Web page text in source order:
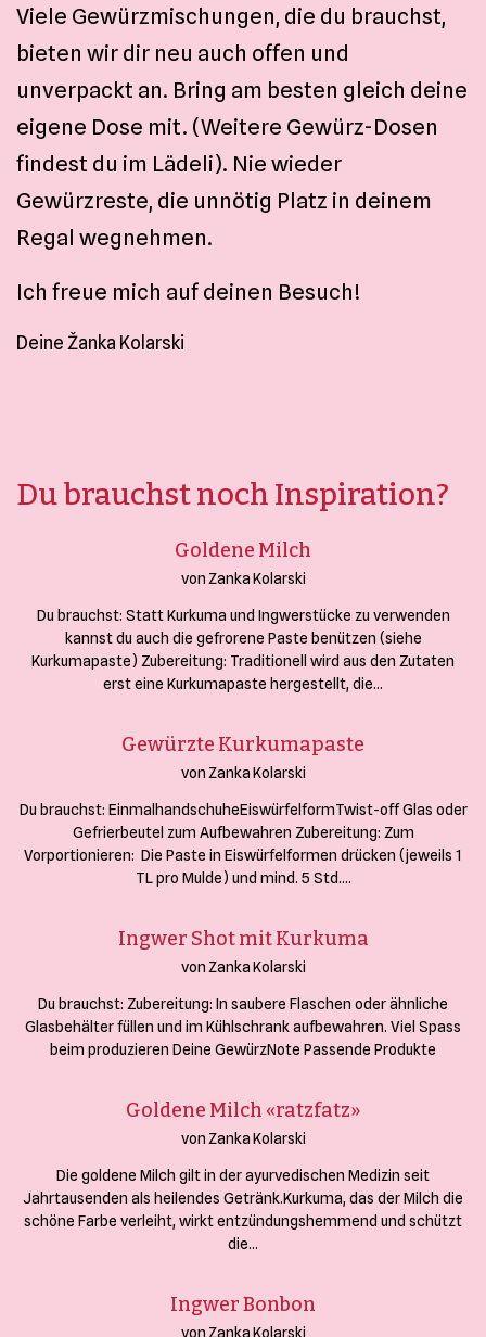
Viele Gewürzmischungen, die du brauchst,
bieten wir dir neu auch offen und
unverpackt an. Bring am besten gleich deine
eigene Dose mit. (Weitere Gewürz-Dosen
findest du im Lädeli). Nie wieder
Gewürzreste, die unnötig Platz in deinem
Regal wegnehmen.
Ich freue mich auf deinen Besuch!
Deine Žanka Kolarski
Du brauchst noch Inspiration?
Goldene Milch
von Zanka Kolarski
Du brauchst: Statt Kurkuma und Ingwerstücke zu verwenden
kannst du auch die gefrorene Paste benützen (siehe
Kurkumapaste) Zubereitung: Traditionell wird aus den Zutaten
erst eine Kurkumapaste hergestellt, die…
Gewürzte Kurkumapaste
von Zanka Kolarski
Du brauchst: EinmalhandschuheEiswürfelformTwist-off Glas oder
Gefrierbeutel zum Aufbewahren Zubereitung: Zum
Vorportionieren: Die Paste in Eiswürfelformen drücken (jeweils 1
TL pro Mulde) und mind. 5 Std.…
Ingwer Shot mit Kurkuma
von Zanka Kolarski
Du brauchst: Zubereitung: In saubere Flaschen oder ähnliche
Glasbehälter füllen und im Kühlschrank aufbewahren. Viel Spass
beim produzieren Deine GewürzNote Passende Produkte
Goldene Milch «ratzfatz»
von Zanka Kolarski
Die goldene Milch gilt in der ayurvedischen Medizin seit
Jahrtausenden als heilendes Getränk.Kurkuma, das der Milch die
schöne Farbe verleiht, wirkt entzündungshemmend und schützt
die…
Ingwer Bonbon
von Zanka Kolarski